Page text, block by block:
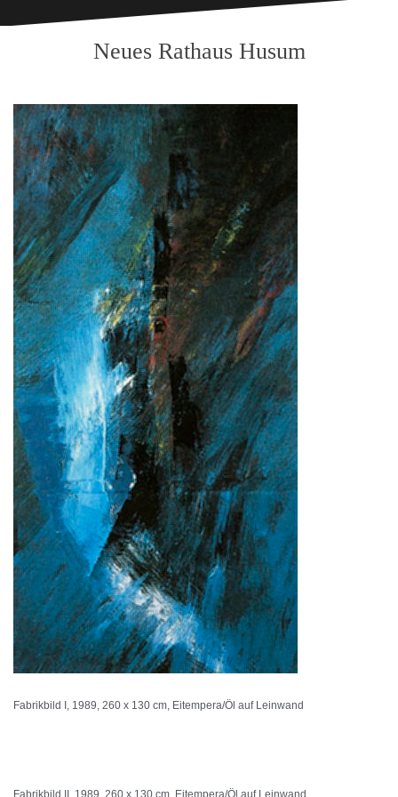
Neues Rathaus Husum
Fabrikbild I, 1989, 260 x 130 cm, Eitempera/Öl auf Leinwand
Fabrikbild II, 1989, 260 x 130 cm, Eitempera/Öl auf Leinwand